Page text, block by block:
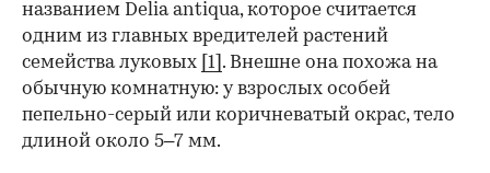
названием Delia antiqua, которое считается
одним из главных вредителей растений
семейства луковых [1] . Внешне она похожа на
обычную комнатную: у взрослых особей
пепельно-серый или коричневатый окрас, тело
длиной около 5–7 мм.